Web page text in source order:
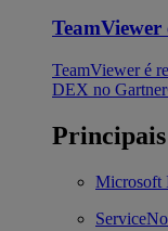
TeamViewer é
DEX no
Microsoft